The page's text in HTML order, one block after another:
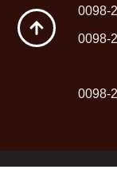
0098-
0098-
0098-